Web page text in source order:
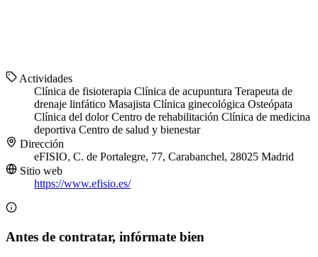
Actividades
Clínica de fisioterapia Clínica de acupuntura Terapeuta de
drenaje linfático Masajista Clínica ginecológica Osteópata
Clínica del dolorCentro de rehabilitación Clínica de medicina
deportiva Centro de salud y bienestar
Dirección
eFISIO, C. de Portalegre, 77, Carabanchel, 28025 Madrid
Sitio web
https://www.efisio.es/
Antes de contratar, infórmate bien